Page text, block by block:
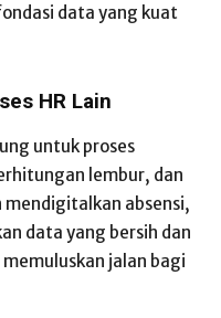
data yang kuat
HR Lain
untuk proses
lembur, dan
mendigitalkan absensi,
data yang bersih dan
jalan bagi